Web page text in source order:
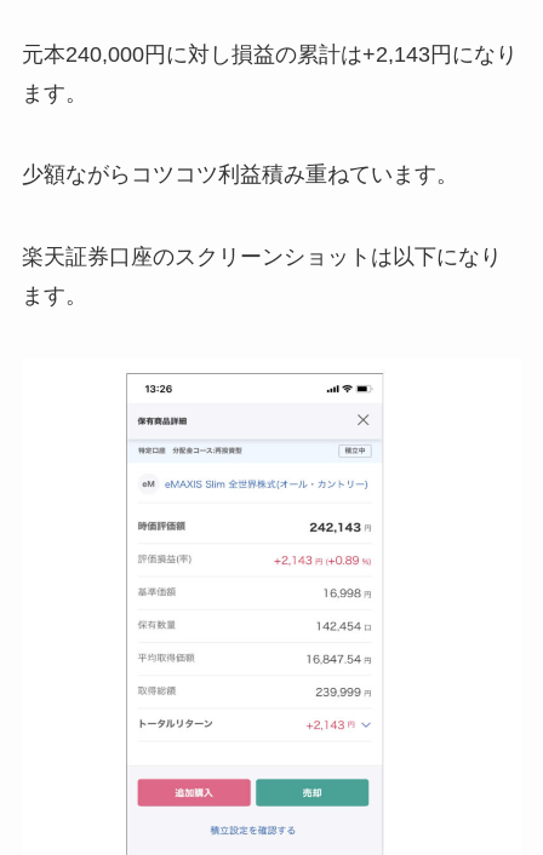
元本240,000円に対し損益の累計は+2,143円になり
ます。
少額ながらコツコツ利益積み重ねています。
楽天証券口座のスクリーンショットは以下になり
ます。